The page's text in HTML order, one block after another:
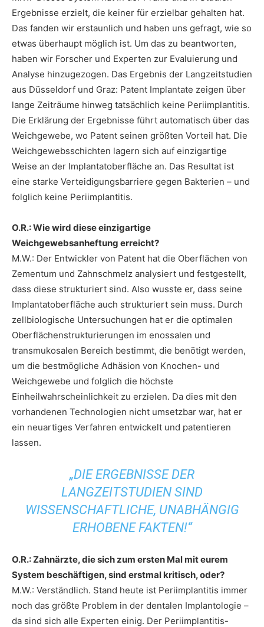
Ergebnisse erzielt, die keiner für erzielbar gehalten hat.
Das fanden wir erstaunlich und haben uns gefragt, wie so
etwas überhaupt möglich ist. Um das zu beantworten,
haben wir Forscher und Experten zur Evaluierung und
Analyse hinzugezogen. Das Ergebnis der Langzeitstudien
aus Düsseldorf und Graz: Patent Implantate zeigen über
lange Zeiträume hinweg tatsächlich keine Periimplantitis.
Die Erklärung der Ergebnisse führt automatisch über das
Weichgewebe, wo Patent seinen größten Vorteil hat. Die
Weichgewebsschichten lagern sich auf einzigartige
Weise an der Implantatoberfläche an. Das Resultat ist
eine starke Verteidigungsbarriere gegen Bakterien – und
folglich keine Periimplantitis.
O.R.: Wie wird diese einzigartige
Weichgewebsanheftung erreicht?
M.W.: Der Entwickler von Patent hat die Oberflächen von
Zementum und Zahnschmelz analysiert und festgestellt,
dass diese strukturiert sind. Also wusste er, dass seine
Implantatoberfläche auch strukturiert sein muss. Durch
zellbiologische Untersuchungen hat er die optimalen
Oberflächenstrukturierungen im enossalen und
transmukosalen Bereich bestimmt, die benötigt werden,
um die bestmögliche Adhäsion von Knochen- und
Weichgewebe und folglich die höchste
Einheilwahrscheinlichkeit zu erzielen. Da dies mit den
vorhandenen Technologien nicht umsetzbar war, hat er
ein neuartiges Verfahren entwickelt und patentieren
lassen.
„DIE ERGEBNISSE DER
LANGZEITSTUDIEN SIND
WISSENSCHAFTLICHE, UNABHÄNGIG
ERHOBENE FAKTEN!“
O.R.: Zahnärzte, die sich zum ersten Mal mit eurem
System beschäftigen, sind erstmal kritisch, oder?
M.W.: Verständlich. Stand heute ist Periimplantitis immer
noch das größte Problem in der dentalen Implantologie –
da sind sich alle Experten einig. Der Periimplantitis-